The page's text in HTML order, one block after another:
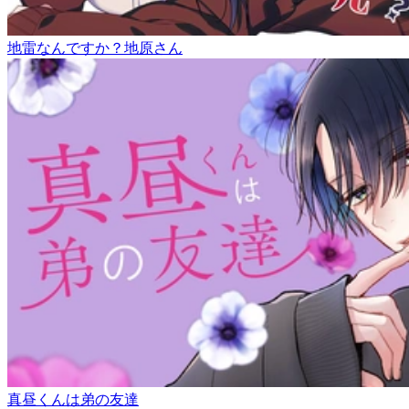
地雷なんですか？地原さん
真昼くんは弟の友達